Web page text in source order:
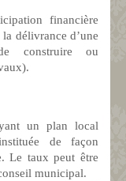
financière
délivrance d’une
construire ou
un plan local
de façon
Le taux peut être
municipal.